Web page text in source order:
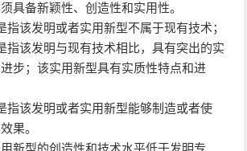
具备新颖性、创造性和实用性。
指该发明或者实用新型不属于现有技术；
指该发明与现有技术相比，具有突出的实
步；该实用新型具有实质性特点和进
指该发明或者实用新型能够制造或者使
果。